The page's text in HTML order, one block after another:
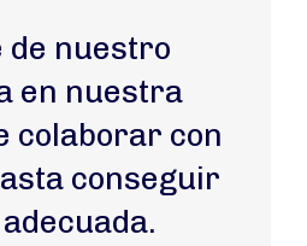
de nuestro
en nuestra
colaborar con
conseguir